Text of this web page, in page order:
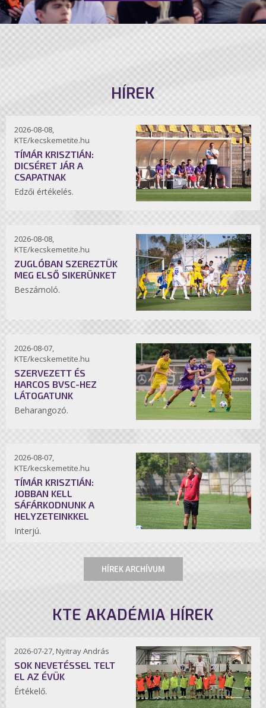
HÍREK
2026-08-08,
KTE/kecskemetite.hu
TÍMÁR KRISZTIÁN:
DICSÉRET JÁR A
CSAPATNAK
Edzői értékelés.
2026-08-08,
KTE/kecskemetite.hu
ZUGLÓBAN SZEREZTÜK
MEG ELSŐ SIKERÜNKET
Beszámoló.
2026-08-07,
KTE/kecskemetite.hu
SZERVEZETT ÉS
HARCOS BVSC-HEZ
LÁTOGATUNK
Beharangozó.
2026-08-07,
KTE/kecskemetite.hu
TÍMÁR KRISZTIÁN:
JOBBAN KELL
SÁFÁRKODNUNK A
HELYZETEINKKEL
Interjú.
HÍREK ARCHÍVUM
KTE AKADÉMIA HÍREK
2026-07-27, Nyitray András
SOK NEVETÉSSEL TELT
EL AZ ÉVÜK
Értékelő.